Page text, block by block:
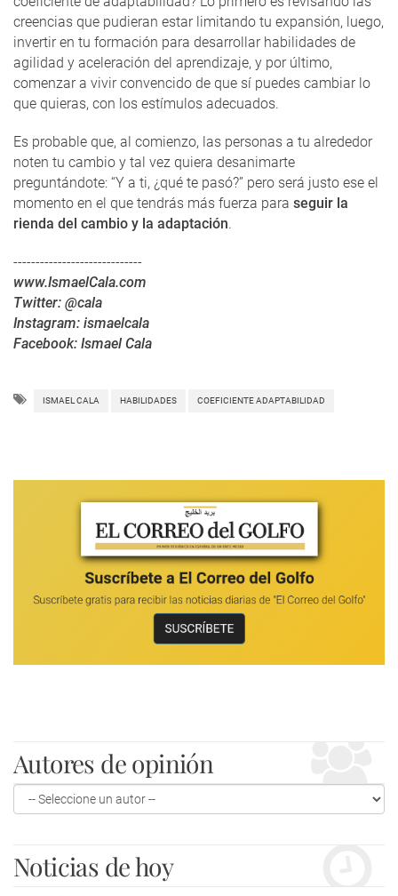
creencias que pudieran estar limitando tu expansión, luego,
invertir en tu formación para desarrollar habilidades de
agilidad y aceleración del aprendizaje, y por último,
comenzar a vivir convencido de que sí puedes cambiar lo
que quieras, con los estímulos adecuados.
Es probable que, al comienzo, las personas a tu alrededor
noten tu cambio y tal vez quiera desanimarte
preguntándote: “Y a ti, ¿qué te pasó?” pero será justo ese el
momento en el que tendrás más fuerza para seguir la
rienda del cambio y la adaptación.
-----------------------------
www.IsmaelCala.com
Twitter: @cala
Instagram: ismaelcala
Facebook: Ismael Cala
ISMAEL CALA HABILIDADES COEFICIENTE ADAPTABILIDAD
Autores de opinión
Noticias de hoy